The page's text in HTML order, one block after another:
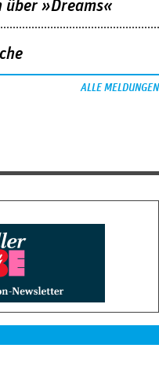
über »Dreams«
ALLE MELDUNGEN